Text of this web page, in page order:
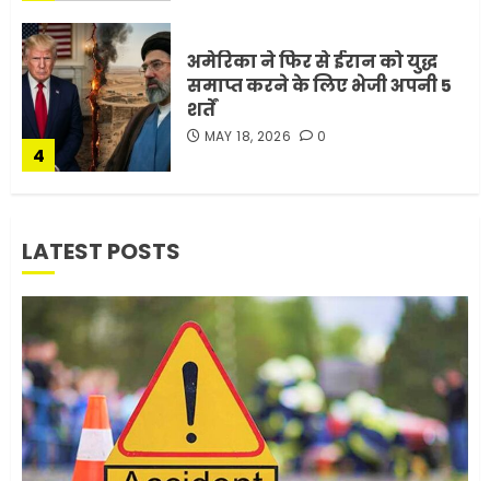
4
अमेरिका ने फिर से ईरान को युद्ध
समाप्त करने के लिए भेजी अपनी 5
शर्तें
MAY 18, 2026 0
FEBRUARY 3, 2026 0
मोबाइल की लत: एक खामोश
घातक बीमारी, जो धीरे-धीरे इंसान,
रिश्ते और भविष्य सब कुछ निगल
रही है!
LATEST POSTS